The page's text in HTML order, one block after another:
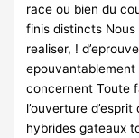
race ou bien du
finis distincts Nous
realiser, !
concernent Toute
l’ouverture
hybrides gateaux